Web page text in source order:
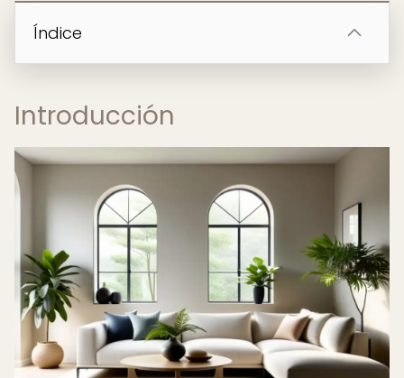
Índice
Introducción